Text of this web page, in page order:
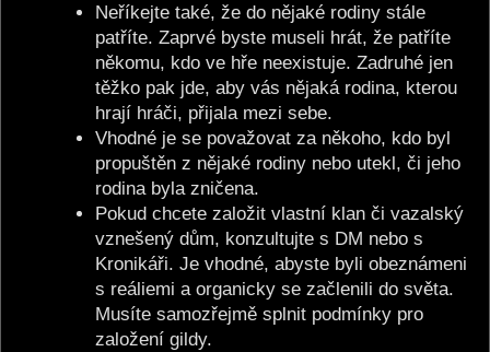
Neříkejte také, že do nějaké rodiny stále
patříte. Zaprvé byste museli hrát, že patříte
někomu, kdo ve hře neexistuje. Zadruhé jen
těžko pak jde, aby vás nějaká rodina, kterou
hrají hráči, přijala mezi sebe.
Vhodné je se považovat za někoho, kdo byl
propuštěn z nějaké rodiny nebo utekl, či jeho
rodina byla zničena.
Pokud chcete založit vlastní klan či vazalský
vznešený dům, konzultujte s DM nebo s
Kronikáři. Je vhodné, abyste byli obeznámeni
s reáliemi a organicky se začlenili do světa.
Musíte samozřejmě splnit podmínky pro
založení gildy.